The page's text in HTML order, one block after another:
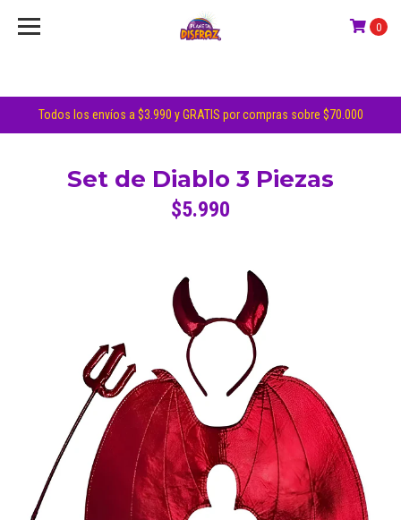
Todos los envíos a $3.990 y GRATIS por compras sobre $70.000
0
Set de Diablo 3 Piezas
$5.990